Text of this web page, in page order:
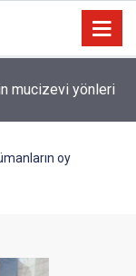
mucizevi yönleri
oy